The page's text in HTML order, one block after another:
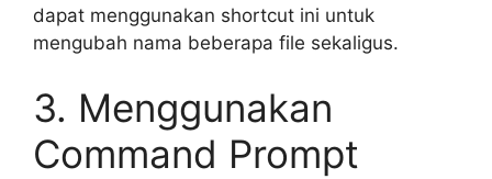
dapat menggunakan shortcut ini untuk
mengubah nama beberapa file sekaligus.
3. Menggunakan
Command Prompt